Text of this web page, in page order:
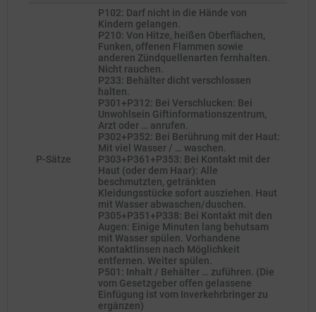
P-Sätze
P102: Darf nicht in die Hände von
Kindern gelangen.
P210: Von Hitze, heißen Oberflächen,
Funken, offenen Flammen sowie
anderen Zündquellenarten fernhalten.
Nicht rauchen.
P233: Behälter dicht verschlossen
halten.
P301+P312: Bei Verschlucken: Bei
Unwohlsein Giftinformationszentrum,
Arzt oder … anrufen.
P302+P352: Bei Berührung mit der Haut:
Mit viel Wasser / … waschen.
P303+P361+P353: Bei Kontakt mit der
Haut (oder dem Haar): Alle
beschmutzten, getränkten
Kleidungsstücke sofort ausziehen. Haut
mit Wasser abwaschen/duschen.
P305+P351+P338: Bei Kontakt mit den
Augen: Einige Minuten lang behutsam
mit Wasser spülen. Vorhandene
Kontaktlinsen nach Möglichkeit
entfernen. Weiter spülen.
P501: Inhalt / Behälter … zuführen. (Die
vom Gesetzgeber offen gelassene
Einfügung ist vom Inverkehrbringer zu
ergänzen)